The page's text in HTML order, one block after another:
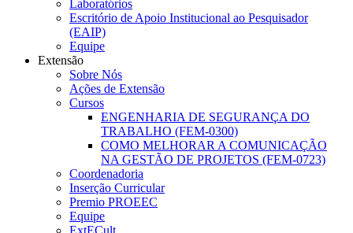
Laboratórios
Escritório de Apoio Institucional ao Pesquisador
(EAIP)
Equipe
Extensão
Sobre Nós
Ações de Extensão
Cursos
ENGENHARIA DE SEGURANÇA DO
TRABALHO (FEM-0300)
COMO MELHORAR A COMUNICAÇÃO
NA GESTÃO DE PROJETOS (FEM-0723)
Coordenadoria
Inserção Curricular
Premio PROEEC
Equipe
ExtECult